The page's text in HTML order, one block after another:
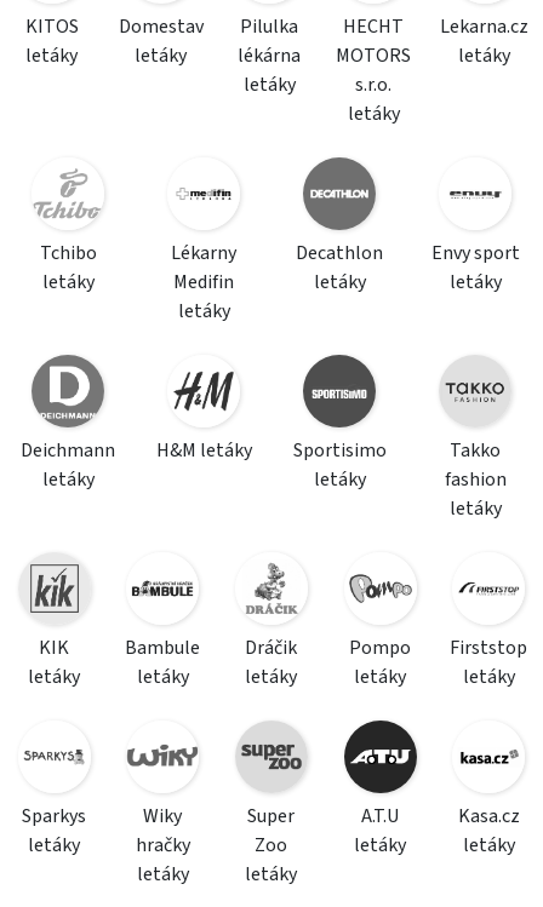
KITOS
letáky
Domestav
letáky
Pilulka
lékárna
letáky
HECHT
MOTORS
s.r.o.
letáky
Lekarna.cz
letáky
Tchibo
letáky
Lékarny
Medifin
letáky
Decathlon
letáky
Envy sport
letáky
Deichmann
letáky
H&M letáky
Sportisimo
letáky
Takko
fashion
letáky
KIK
letáky
Bambule
letáky
Dráčik
letáky
Pompo
letáky
Firststop
letáky
Sparkys
letáky
Wiky
hračky
letáky
Super
Zoo
letáky
A.T.U
letáky
Kasa.cz
letáky